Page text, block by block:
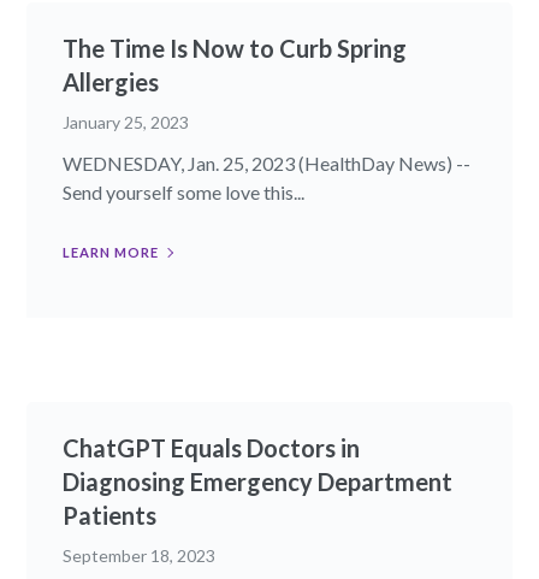
The Time Is Now to Curb Spring
Allergies
January 25, 2023
WEDNESDAY, Jan. 25, 2023 (HealthDay News) --
Send yourself some love this...
LEARN MORE
ChatGPT Equals Doctors in
Diagnosing Emergency Department
Patients
September 18, 2023